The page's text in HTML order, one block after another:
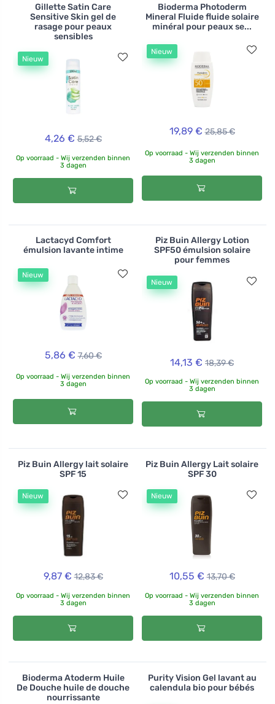
Gillette Satin Care
Sensitive Skin gel de
rasage pour peaux
sensibles
Nieuw
4,26 € 5,52 €
Op voorraad - Wij verzenden binnen
3 dagen
Bioderma Photoderm
Mineral Fluide fluide solaire
minéral pour peaux se...
Nieuw
19,89 € 25,85 €
Op voorraad - Wij verzenden binnen
3 dagen
Lactacyd Comfort
émulsion lavante intime
Nieuw
5,86 € 7,60 €
Op voorraad - Wij verzenden binnen
3 dagen
Piz Buin Allergy Lotion
SPF50 émulsion solaire
pour femmes
Nieuw
14,13 € 18,39 €
Op voorraad - Wij verzenden binnen
3 dagen
Piz Buin Allergy lait solaire
SPF 15
Nieuw
9,87 € 12,83 €
Op voorraad - Wij verzenden binnen
3 dagen
Piz Buin Allergy Lait solaire
SPF 30
Nieuw
10,55 € 13,70 €
Op voorraad - Wij verzenden binnen
3 dagen
Bioderma Atoderm Huile
De Douche huile de douche
nourrissante
Purity Vision Gel lavant au
calendula bio pour bébés